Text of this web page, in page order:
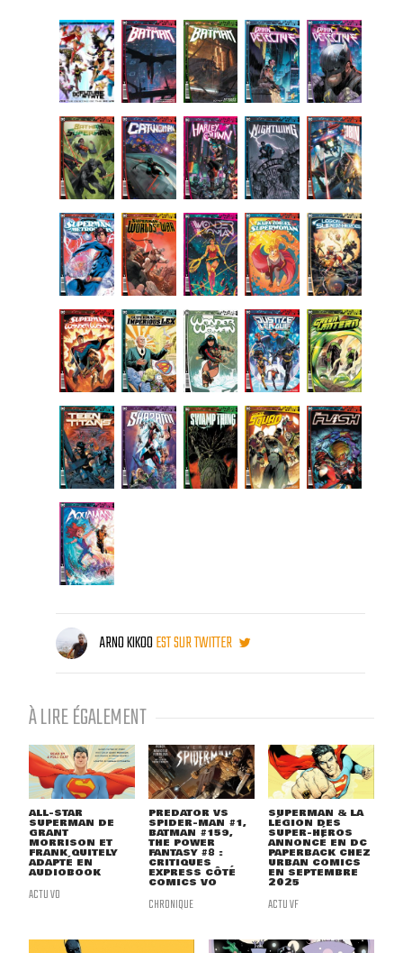
ARNO KIKOOEST SUR TWITTER
À LIRE ÉGALEMENT
ALL-STAR
SUPERMAN DE
GRANT
MORRISON ET
FRANK QUITELY
ADAPTÉ EN
AUDIOBOOK
ACTU VO
PREDATOR VS
SPIDER-MAN #1,
BATMAN #159,
THE POWER
FANTASY #8 :
CRITIQUES
EXPRESS CÔTÉ
COMICS VO
CHRONIQUE
SUPERMAN & LA
LÉGION DES
SUPER-HÉROS
ANNONCÉ EN DC
PAPERBACK CHEZ
URBAN COMICS
EN SEPTEMBRE
2025
ACTU VF